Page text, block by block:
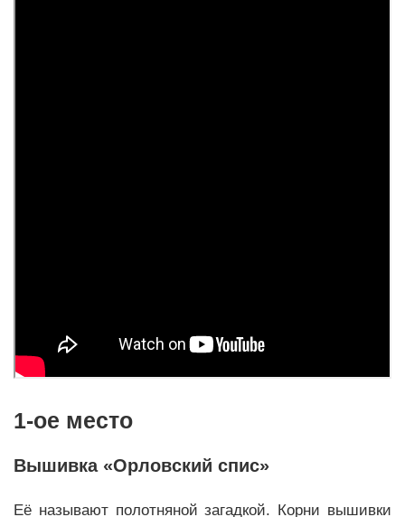
1-ое место
Вышивка «Орловский спис»
Её называют полотняной загадкой. Корни вышивки